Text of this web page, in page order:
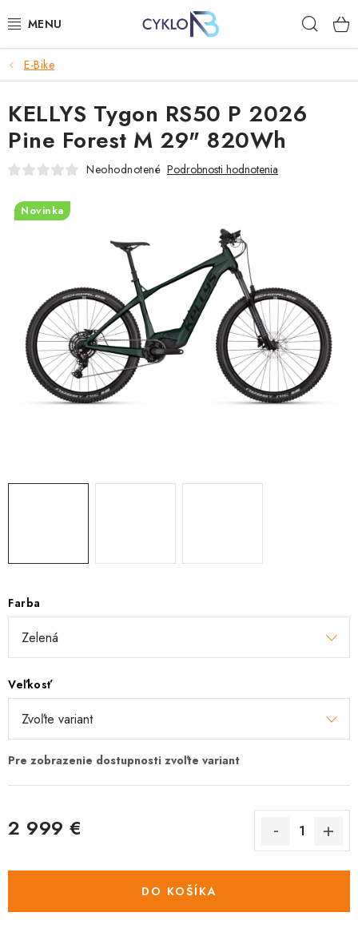
na
E-BIKE
BICYKLE
DOPLNKY
PRILBY
TRETRY
TABUĽKA VEĽKOSTÍ BICYKLOV
ZNAČKY
E-Bike
Farba
Veľkosť
2 999 €
DO KOŠÍKA
KELLYS Tygon RS50 P 2026
Pine Forest M 29" 820Wh
Neohodnotené Podrobnosti hodnotenia
Novinka